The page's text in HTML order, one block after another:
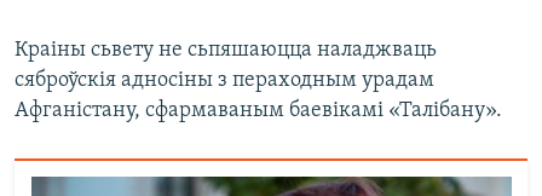
Краіны сьвету не сьпяшаюцца наладжваць
сяброўскія адносіны з пераходным урадам
Афганістану, сфармаваным баевікамі «Талібану».